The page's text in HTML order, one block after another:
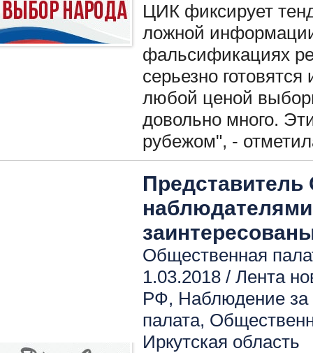
ЦИК фиксирует
ложной
фальсификациях
серьезно
любой ценой
довольно много.
рубежом", -
Общественная
1.03.2018 / Лента
РФ, Наблюдение
палата,
Иркутская область